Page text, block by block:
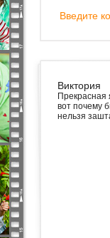
Введите
Виктория
Прекрасная
вот почему
нельзя